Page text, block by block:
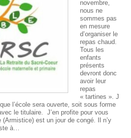
novembre,
nous ne
sommes pas
en mesure
d’organiser le
repas chaud.
Tous les
enfants
présents
devront donc
avoir leur
repas
« tartines ». J
l’école sera ouverte, soit sous forme
le titulaire. J’en profite pour vous
(Armistice) est un jour de congé. Il n’y
à…